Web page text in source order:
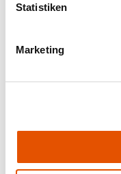
Statistiken
Marketing